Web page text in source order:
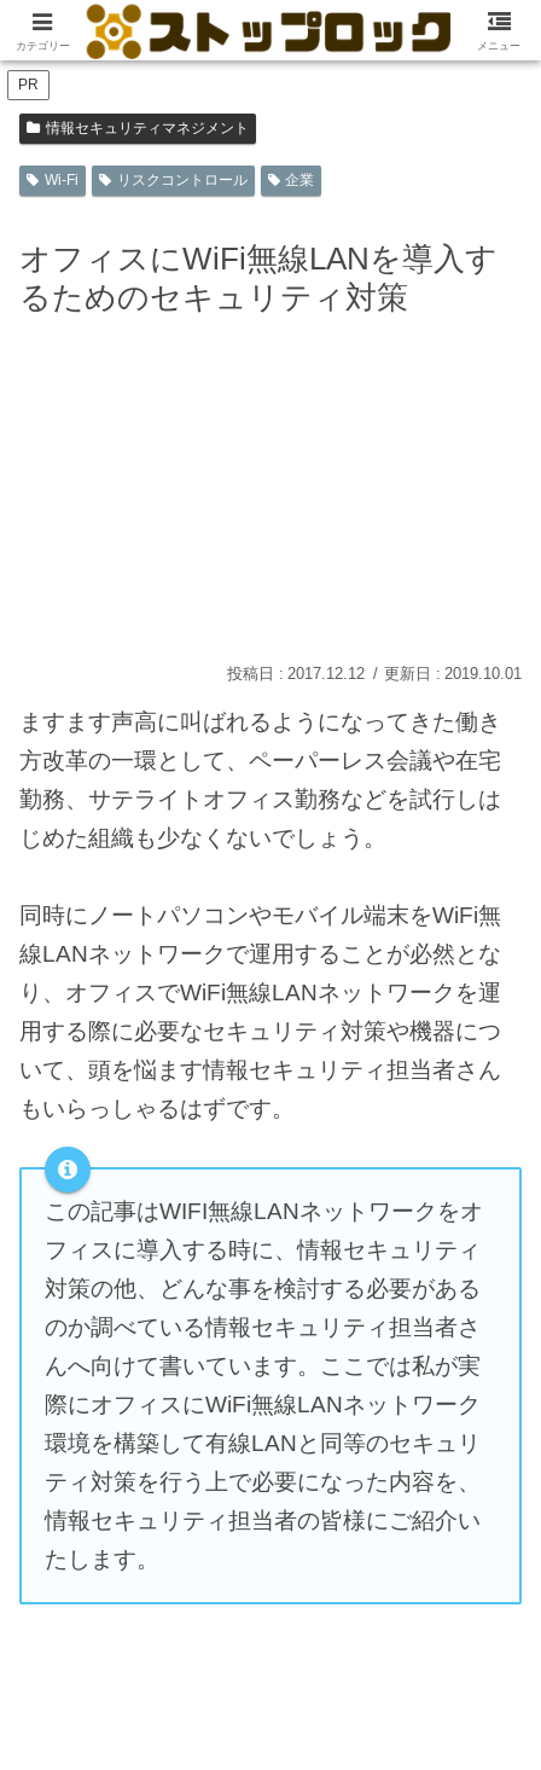
ホーム 情報セキュリティマネジメント
PR
情報セキュリティマネジメント
Wi-Fi リスクコントロール 企業
オフィスにWiFi無線LANを導入す
るためのセキュリティ対策
2017.12.12 2019.10.01
ますます声高に叫ばれるようになってきた働き
方改革の一環として、ペーパーレス会議や在宅
勤務、サテライトオフィス勤務などを試行しは
じめた組織も少なくないでしょう。
同時にノートパソコンやモバイル端末をWiFi無
線LANネットワークで運用することが必然とな
り、オフィスでWiFi無線LANネットワークを運
用する際に必要なセキュリティ対策や機器につ
いて、頭を悩ます情報セキュリティ担当者さん
もいらっしゃるはずです。
この記事はWIFI無線LANネットワークをオ
フィスに導入する時に、情報セキュリティ
対策の他、どんな事を検討する必要がある
のか調べている情報セキュリティ担当者さ
んへ向けて書いています。ここでは私が実
際にオフィスにWiFi無線LANネットワーク
環境を構築して有線LANと同等のセキュリ
ティ対策を行う上で必要になった内容を、
情報セキュリティ担当者の皆様にご紹介い
たします。
カテゴリー メニュー